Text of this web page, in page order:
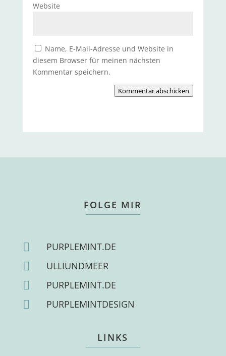
Website
Name, E-Mail-Adresse und Website in
diesem Browser für meinen nächsten
Kommentar speichern.
Kommentar abschicken
FOLGE MIR
 PURPLEMINT.DE
 ULLIUNDMEER
 PURPLEMINT.DE
 PURPLEMINTDESIGN
LINKS